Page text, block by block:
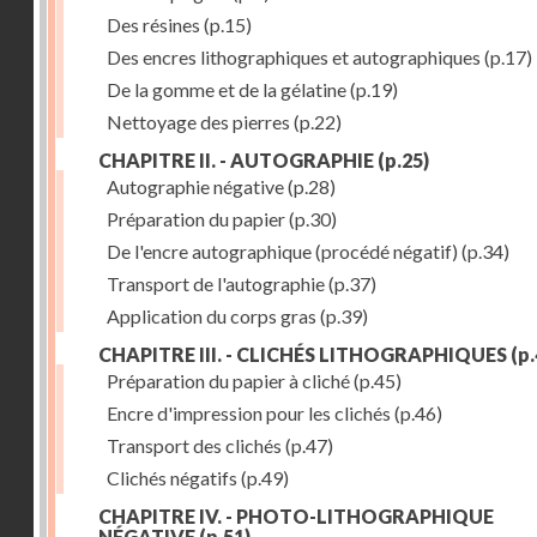
Des résines (p.15)
Des encres lithographiques et autographiques (p.17)
De la gomme et de la gélatine(p.19)
Nettoyage des pierres (p.22)
CHAPITRE II. - AUTOGRAPHIE (p.25)
Autographie négative(p.28)
Préparation du papier(p.30)
De l'encre autographique (procédé négatif) (p.34)
Transport de l'autographie(p.37)
Application du corps gras (p.39)
CHAPITRE III. - CLICHÉS LITHOGRAPHIQUES
Préparation du papier à cliché(p.45)
Encre d'impression pour les clichés (p.46)
Transport des clichés (p.47)
Clichés négatifs (p.49)
CHAPITRE IV. - PHOTO-LITHOGRAPHIQUE